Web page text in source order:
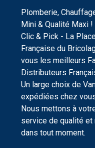
Plomberie,
Mini & Qualité Maxi !
Clic & Pick - La
Française du
vous les meilleurs
Distributeurs
Un large choix de
expédiées chez
Nous mettons à
service de qualité
dans tout moment.